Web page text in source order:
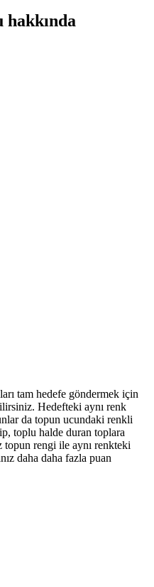
tam hedefe göndermek için
Hedefteki aynı renk
da topun ucundaki renkli
toplu halde duran toplara
topun rengi ile aynı renkteki
daha daha fazla puan